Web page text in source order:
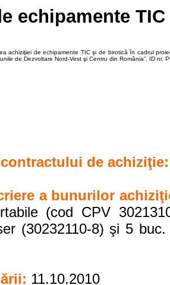
echipamente
achiziţiei de echipamente TIC şi de birotică în cadrul
de Dezvoltare Nord-Vest şi Centru din România”, ID nr.
de achiziţie:
a bunurilor
(cod CPV
(30232110-8) şi 5
11.10.2010